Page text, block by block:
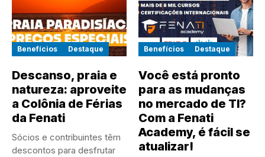
Benefícios Destaque
Descanso, praia e
natureza: aproveite
a Colônia de Férias
da Fenati
Sócios e contribuintes têm
descontos para desfrutar
Benefícios Destaque
Você está pronto
para as mudanças
no mercado de TI?
Com a Fenati
Academy, é fácil se
atualizar!